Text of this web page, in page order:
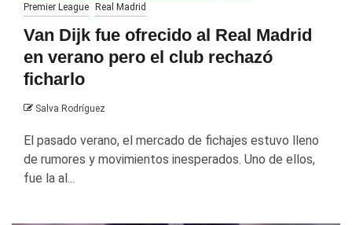
Premier League Real Madrid
Van Dijk fue ofrecido al Real Madrid
en verano pero el club rechazó
ficharlo
Salva Rodríguez
El pasado verano, el mercado de fichajes estuvo lleno
de rumores y movimientos inesperados. Uno de ellos,
fue la al...